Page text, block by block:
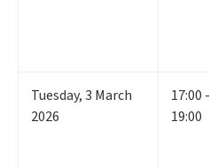
Tuesday,3 March
2026
17:00 -
19:00